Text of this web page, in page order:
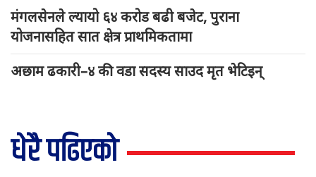
मंगलसेनले ल्यायो ६४ करोड बढी बजेट, पुराना
योजनासहित सात क्षेत्र प्राथमिकतामा
अछाम ढकारी–४ की वडा सदस्य साउद मृत भेटिइन्
धेरै पढिएको